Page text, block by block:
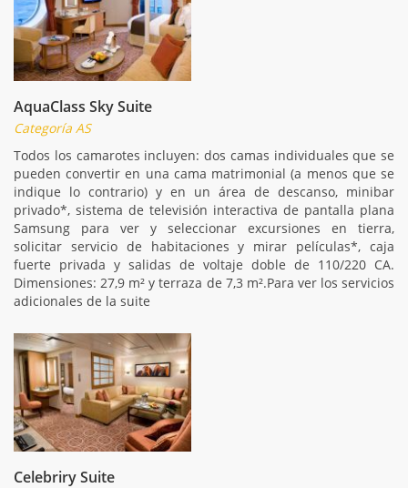
AquaClass Sky Suite
Categoría AS
Todos los camarotes incluyen: dos camas individuales que se
pueden convertir en una cama matrimonial (a menos que se
indique lo contrario) y en un área de descanso, minibar
privado*, sistema de televisión interactiva de pantalla plana
Samsung para ver y seleccionar excursiones en tierra,
solicitar servicio de habitaciones y mirar películas*, caja
fuerte privada y salidas de voltaje doble de 110/220 CA.
Dimensiones: 27,9 m² y terraza de 7,3 m².Para ver los servicios
adicionales de la suite
Celebriry Suite